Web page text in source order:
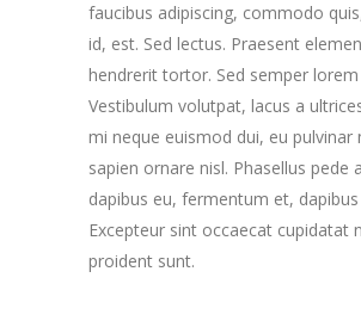
faucibus adipiscing, commodo
id, est. Sed lectus. Praesent
hendrerit tortor. Sed semper
Vestibulum volutpat, lacus a
mi neque euismod dui, eu pulvinar
sapien ornare nisl. Phasellus pede
dapibus eu, fermentum et,
Excepteur sint occaecat cupidatat
proident sunt.